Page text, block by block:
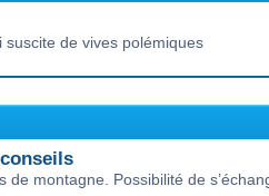
de vives polémiques
de montagne. Possibilité de